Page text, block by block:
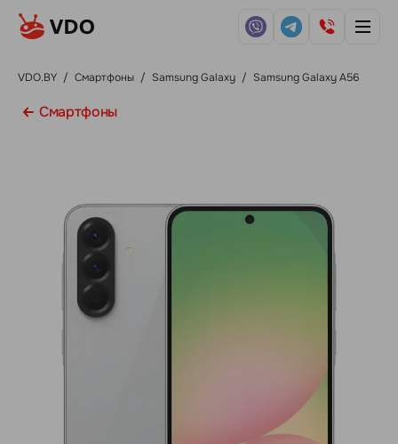
VDO.BY / Смартфоны / Samsung Galaxy / Samsung Galaxy A56
Смартфоны